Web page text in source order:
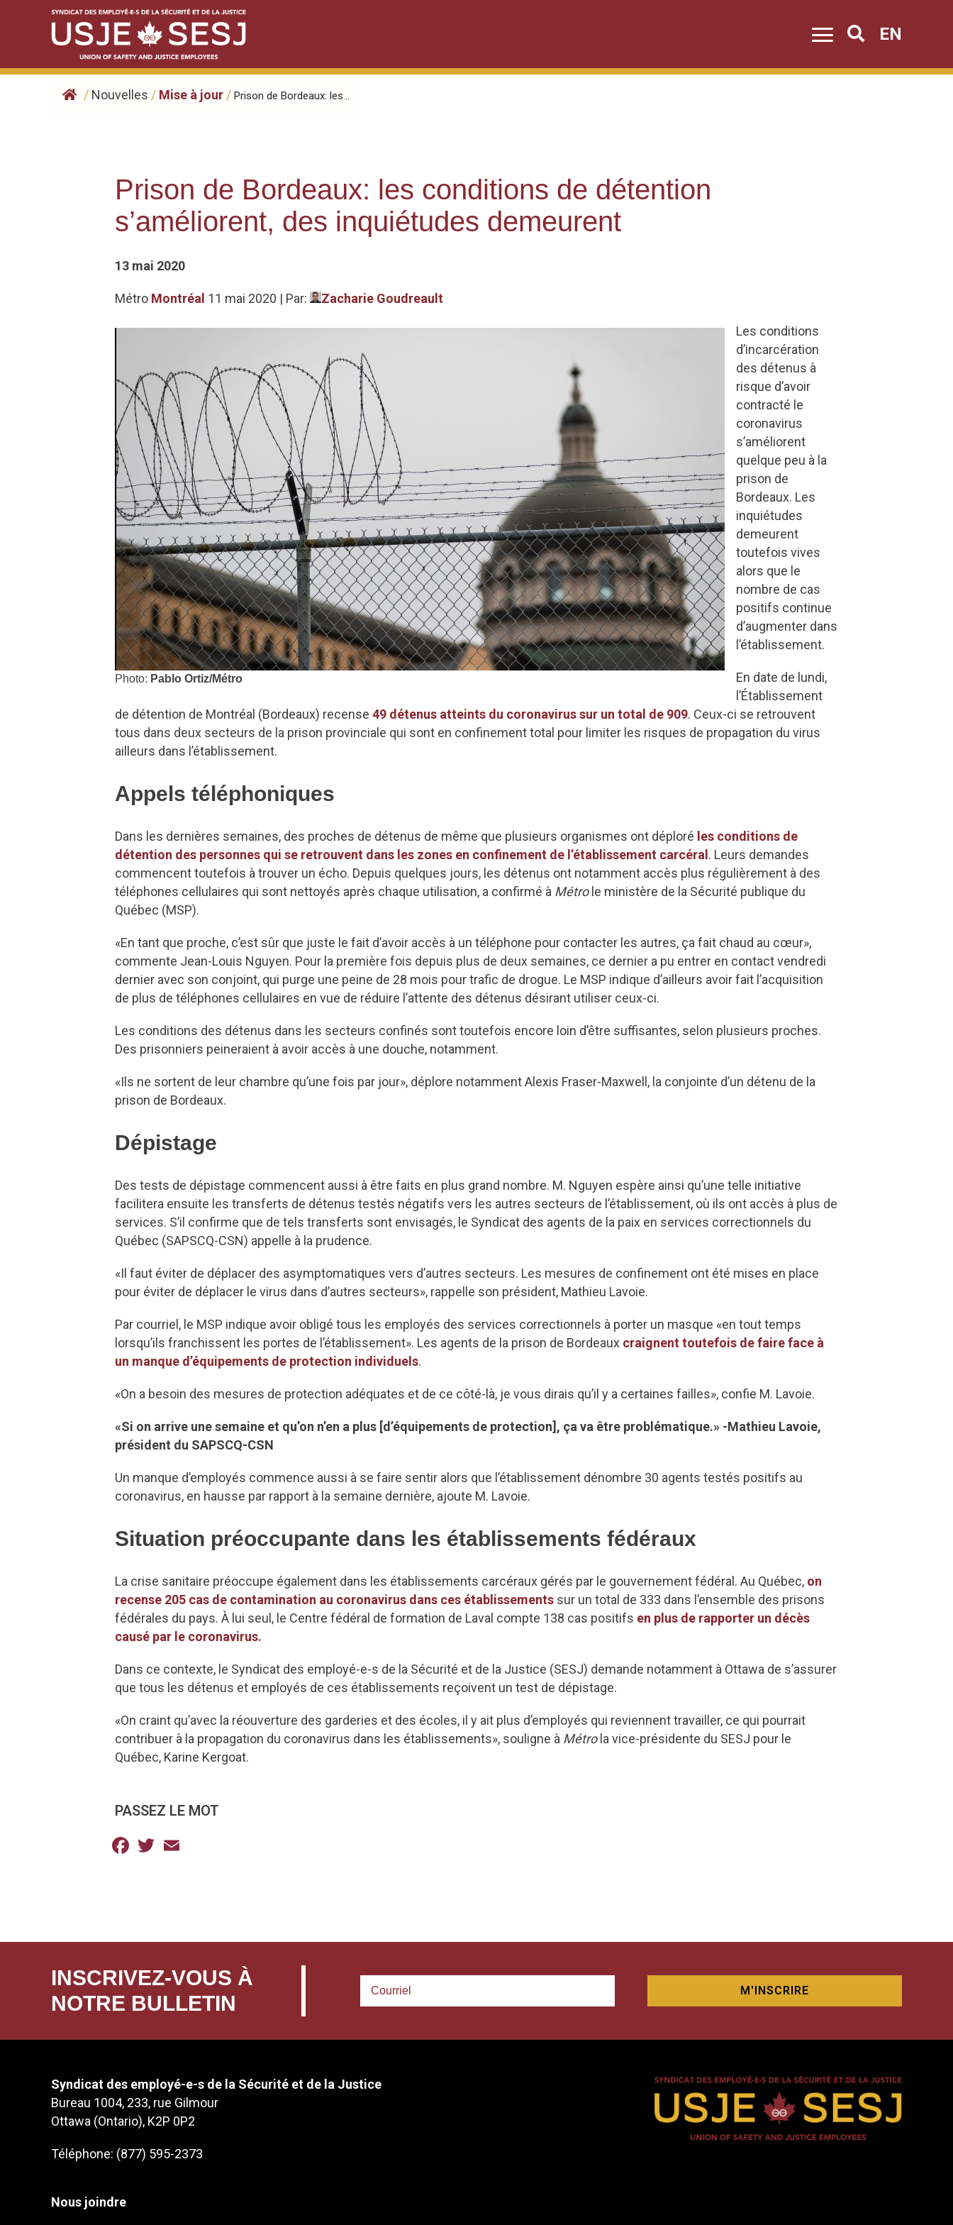
Search
EN
/ Nouvelles / Mise à jour / Prison de Bordeaux: les...
Prison de Bordeaux: les conditions de détention
s’améliorent, des inquiétudes demeurent
13 mai 2020
Métro Montréal 11 mai 2020 | Par: Zacharie Goudreault
Photo: Pablo Ortiz/Métro
Les conditions
d’incarcération
des détenus à
risque d’avoir
contracté le
coronavirus
s’améliorent
quelque peu à la
prison de
Bordeaux. Les
inquiétudes
demeurent
toutefois vives
alors que le
nombre de cas
positifs continue
d’augmenter dans
l’établissement.
En date de lundi,
l’Établissement
de détention de Montréal (Bordeaux) recense 49 détenus atteints du coronavirus sur un total de 909. Ceux-ci se retrouvent
tous dans deux secteurs de la prison provinciale qui sont en confinement total pour limiter les risques de propagation du virus
ailleurs dans l’établissement.
Appels téléphoniques
Dans les dernières semaines, des proches de détenus de même que plusieurs organismes ont déploré les conditions de
détention des personnes qui se retrouvent dans les zones en confinement de l’établissement carcéral . Leurs demandes
commencent toutefois à trouver un écho. Depuis quelques jours, les détenus ont notamment accès plus régulièrement à des
téléphones cellulaires qui sont nettoyés après chaque utilisation, a confirmé à Métro le ministère de la Sécurité publique du
Québec (MSP).
«En tant que proche, c’est sûr que juste le fait d’avoir accès à un téléphone pour contacter les autres, ça fait chaud au cœur»,
commente Jean-Louis Nguyen. Pour la première fois depuis plus de deux semaines, ce dernier a pu entrer en contact vendredi
dernier avec son conjoint, qui purge une peine de 28 mois pour trafic de drogue. Le MSP indique d’ailleurs avoir fait l’acquisition
de plus de téléphones cellulaires en vue de réduire l’attente des détenus désirant utiliser ceux-ci.
Les conditions des détenus dans les secteurs confinés sont toutefois encore loin d’être suffisantes, selon plusieurs proches.
Des prisonniers peineraient à avoir accès à une douche, notamment.
«Ils ne sortent de leur chambre qu’une fois par jour», déplore notamment Alexis Fraser-Maxwell, la conjointe d’un détenu de la
prison de Bordeaux.
Dépistage
Des tests de dépistage commencent aussi à être faits en plus grand nombre. M. Nguyen espère ainsi qu’une telle initiative
facilitera ensuite les transferts de détenus testés négatifs vers les autres secteurs de l’établissement, où ils ont accès à plus de
services. S’il confirme que de tels transferts sont envisagés, le Syndicat des agents de la paix en services correctionnels du
Québec (SAPSCQ-CSN) appelle à la prudence.
«Il faut éviter de déplacer des asymptomatiques vers d’autres secteurs. Les mesures de confinement ont été mises en place
pour éviter de déplacer le virus dans d’autres secteurs», rappelle son président, Mathieu Lavoie.
Par courriel, le MSP indique avoir obligé tous les employés des services correctionnels à porter un masque «en tout temps
lorsqu’ils franchissent les portes de l’établissement». Les agents de la prison de Bordeaux craignent toutefois de faire face à
un manque d’équipements de protection individuels.
«On a besoin des mesures de protection adéquates et de ce côté-là, je vous dirais qu’il y a certaines failles», confie M. Lavoie.
«Si on arrive une semaine et qu’on n’en a plus [d’équipements de protection], ça va être problématique.» -Mathieu Lavoie,
président du SAPSCQ-CSN
Un manque d’employés commence aussi à se faire sentir alors que l’établissement dénombre 30 agents testés positifs au
coronavirus, en hausse par rapport à la semaine dernière, ajoute M. Lavoie.
Situation préoccupante dans les établissements fédéraux
La crise sanitaire préoccupe également dans les établissements carcéraux gérés par le gouvernement fédéral. Au Québec, on
recense 205 cas de contamination au coronavirus dans ces établissements sur un total de 333 dans l’ensemble des prisons
fédérales du pays. À lui seul, le Centre fédéral de formation de Laval compte 138 cas positifs en plus de rapporter un décès
causé par le coronavirus.
Dans ce contexte, le Syndicat des employé-e-s de la Sécurité et de la Justice (SESJ) demande notamment à Ottawa de s’assurer
que tous les détenus et employés de ces établissements reçoivent un test de dépistage.
«On craint qu’avec la réouverture des garderies et des écoles, il y ait plus d’employés qui reviennent travailler, ce qui pourrait
contribuer à la propagation du coronavirus dans les établissements», souligne à Métrola vice-présidente du SESJ pour le
Québec, Karine Kergoat.
PASSEZ LE MOT
Facebook
Twitter
INSCRIVEZ-VOUS À
NOTRE BULLETIN
Syndicat des employé-e-s de la Sécurité et de la Justice
Bureau 1004, 233, rue Gilmour
Ottawa (Ontario), K2P 0P2
Téléphone: (877) 595-2373
Nous joindre